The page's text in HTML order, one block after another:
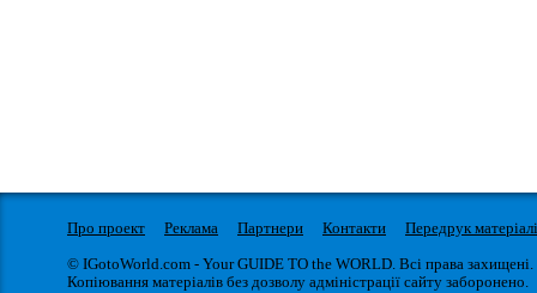
Про проект Реклама Партнери Контакти
Передрук
© IGotoWorld.com - Your GUIDE TO the WORLD. Всі права захищені.
Копіювання матеріалів без дозволу адміністрації сайту заборонено.